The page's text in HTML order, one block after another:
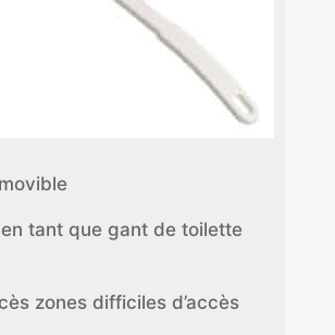
tant que gant de toilette
zones difficiles d’accès